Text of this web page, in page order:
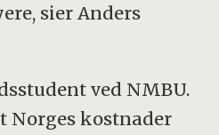
sier Anders
ved NMBU.
Norges kostnader